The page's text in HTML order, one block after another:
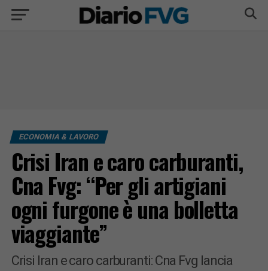
ECONOMIA & LAVORO
Crisi Iran e caro carburanti,
Cna Fvg: “Per gli artigiani
ogni furgone è una bolletta
viaggiante”
Crisi Iran e caro carburanti: Cna Fvg lancia